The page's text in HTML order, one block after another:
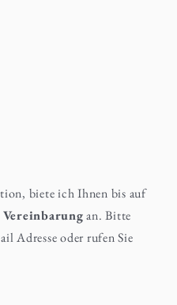
biete ich Ihnen bis auf
an. Bitte
Adresse oder rufen Sie